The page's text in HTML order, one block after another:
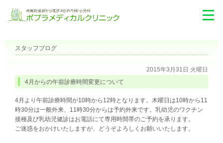
スタッフブログ
2015年3月31日 火曜日
4月からの午前診療時間変更について
4月より午前診療時間が10時から12時となります。木曜日は10時から11
時30分は一般外来、11時30分からは予約外来です。乳幼児のワクチン
接種及び乳幼児健診はお電話にて専用時間帯のご予約を承ります。
ご迷惑をおかけいたしますが、どうぞよろしくお願いいたします。